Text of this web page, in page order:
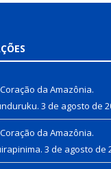
Coração da Amazônia.
3 de agosto de
Coração da Amazônia.
3 de agosto de